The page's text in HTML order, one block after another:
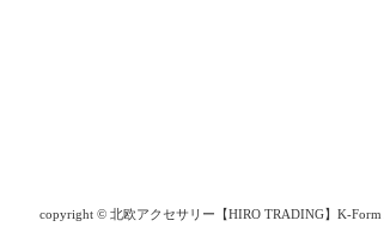
copyright © 北欧アクセサリー【HIRO TRADING】K-Form